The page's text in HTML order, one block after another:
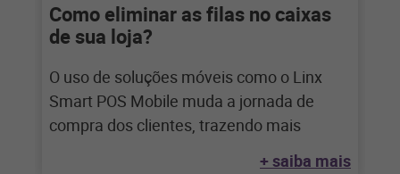
Como eliminar as filas no caixas
de sua loja?
O uso de soluções móveis como o Linx
Smart POS Mobile muda a jornada de
compra dos clientes, trazendo mais
+ saiba mais